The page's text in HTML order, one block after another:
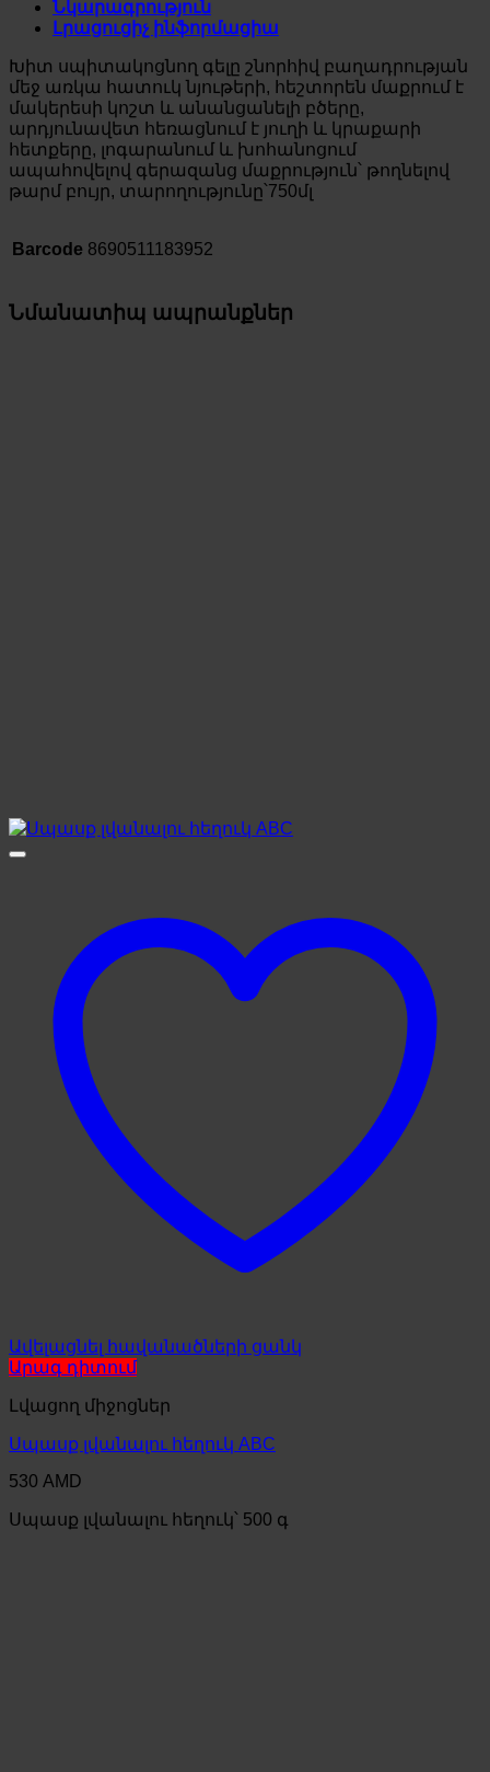
Նկարագրություն
Լրացուցիչ ինֆորմացիա
Խիտ սպիտակոցնող գելը շնորհիվ բաղադրության
մեջ առկա հատուկ նյութերի, հեշտորեն մաքրում է
մակերեսի կոշտ և անանցանելի բծերը,
արդյունավետ հեռացնում է յուղի և կրաքարի
հետքերը, լոգարանում և խոհանոցում
ապահովելով գերազանց մաքրություն՝ թողնելով
թարմ բույր, տարողությունը՝750մլ
Barcode 8690511183952
Նմանատիպ ապրանքներ
Ավելացնել հավանածների ցանկ
Արագ դիտում
Լվացող միջոցներ
Սպասք լվանալու հեղուկ ABC
530 AMD
Սպասք լվանալու հեղուկ՝ 500 գ